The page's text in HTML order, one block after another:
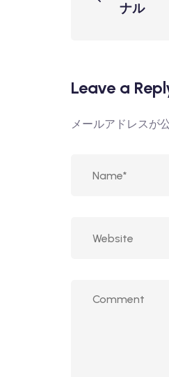
ナル
Leave a
メールアドレスが